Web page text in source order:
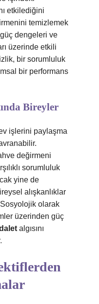
etkilediğini
temizlemek
dengeleri ve
üzerinde etkili
bir sorumluluk
bir performans
Bireyler
işlerini paylaşma
değirmeni
sorumluluk
yine de
alışkanlıklar
Sosyolojik olarak
üzerinden güç
algısını